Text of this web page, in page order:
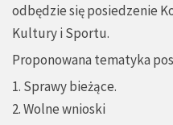
odbędzie się posiedzenie
Kultury i Sportu.
Proponowana tematyka
1. Sprawy bieżące.
2. Wolne wnioski